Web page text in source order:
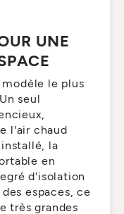
UNE
le plus
seul
l'air chaud
la
en
d'isolation
espaces, ce
très grandes